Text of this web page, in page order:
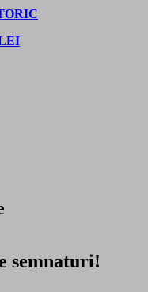
semnaturi!